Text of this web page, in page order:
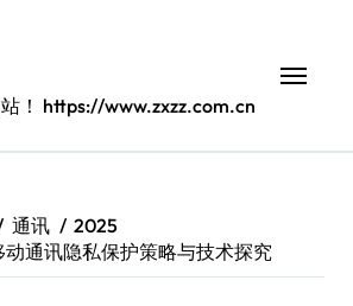
！ https://www.zxzz.com.cn
通讯
2025
通讯隐私保护策略与技术探究